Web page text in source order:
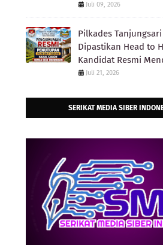
Juli 09, 2026
Pilkades Tanjungsari
Dipastikan Head to
Kandidat Resmi
Juli 21, 2026
SERIKAT MEDIA SIBER